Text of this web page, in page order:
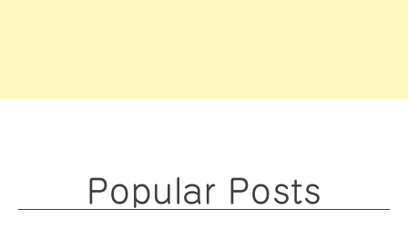
Popular Posts